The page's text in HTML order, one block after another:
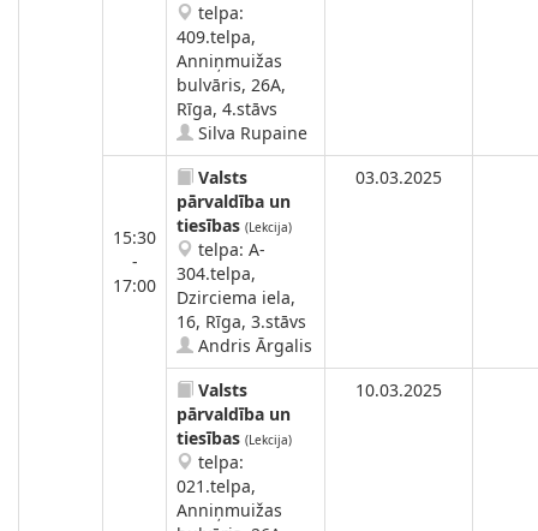
telpa:
409.telpa,
Anniņmuižas
bulvāris, 26A,
Rīga, 4.stāvs
Silva Rupaine
15:30
-
17:00
Valsts
pārvaldība un
tiesības (Lekcija)
telpa: A-
304.telpa,
Dzirciema iela,
16, Rīga, 3.stāvs
Andris Ārgalis
03.03.2025
Valsts
pārvaldība un
tiesības (Lekcija)
telpa:
021.telpa,
Anniņmuižas
10.03.2025